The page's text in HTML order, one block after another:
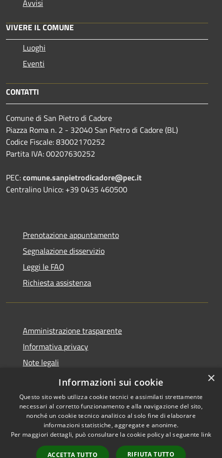
Avvisi
VIVERE IL COMUNE
Luoghi
Eventi
CONTATTI
Comune di San Pietro di Cadore
Piazza Roma n. 2 - 32040 San Pietro di Cadore (BL)
Codice Fiscale: 83002170252
Partita IVA: 00207630252
PEC:comune.sanpietrodicadore@pec.it
Centralino Unico: +39 0435 460500
Prenotazione appuntamento
Segnalazione disservizio
Leggi le FAQ
Richiesta assistenza
Amministrazione trasparente
Informativa privacy
Note legali
Dichiarazione di accessibilità
Accessibilità
Copyright © 2026 • Comune di
San Pietro di Cadore • Powered
byMunicipium Accesso
×
Informazioni sui cookie
Questo sito web utilizza cookie tecnici e assimilati strettamente
necessari al corretto funzionamento e alla navigazione del sito,
nonché un cookie tecnico analitico al solo fine di elaborare
informazioni statistiche, aggregate e anonime.
Per maggiori dettagli, può consultare la cookie policy al seguente link
ACCETTA TUTTO RIFIUTA TUTTO